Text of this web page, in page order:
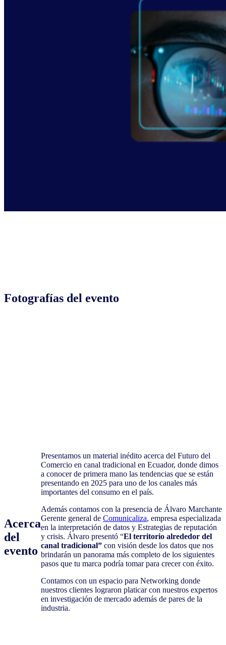
Fotografías del evento
Acerca
del
evento
Presentamos un material inédito acerca del Futuro del
Comercio en canal tradicional en Ecuador, donde dimos
a conocer de primera mano las tendencias que se están
presentando en 2025 para uno de los canales más
importantes del consumo en el país.
Además contamos con la presencia de Álvaro Marchante
Gerente general de Comunicaliza, empresa especializada
en la interpretación de datos y Estrategias de reputación
y crisis. Álvaro presentó “El territorio alrededor del
canal tradicional” con visión desde los datos que nos
brindarán un panorama más completo de los siguientes
pasos que tu marca podría tomar para crecer con éxito.
Contamos con un espacio para Networking donde
nuestros clientes lograron platicar con nuestros expertos
en investigación de mercado además de pares de la
industria.